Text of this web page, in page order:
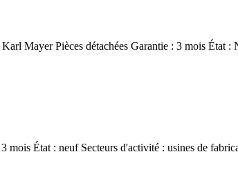
Mayer Pièces détachées Garantie : 3 mois État
État : neuf Secteurs d'activité : usines de